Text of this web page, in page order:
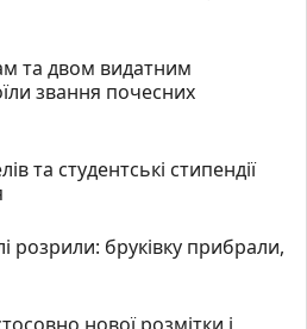
та двом видатним
звання почесних
та студентські стипендії
розрили: бруківку прибрали,